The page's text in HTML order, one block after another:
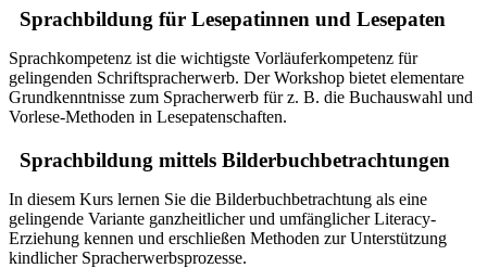
Sprachbildung für Lesepatinnen und Lesepaten
Sprachkompetenz ist die wichtigste Vorläuferkompetenz für
gelingenden Schriftspracherwerb. Der Workshop bietet elementare
Grundkenntnisse zum Spracherwerb für z. B. die Buchauswahl und
Vorlese-Methoden in Lesepatenschaften.
Sprachbildung mittels Bilderbuchbetrachtungen
In diesem Kurs lernen Sie die Bilderbuchbetrachtung als eine
gelingende Variante ganzheitlicher und umfänglicher Literacy-
Erziehung kennen und erschließen Methoden zur Unterstützung
kindlicher Spracherwerbsprozesse.